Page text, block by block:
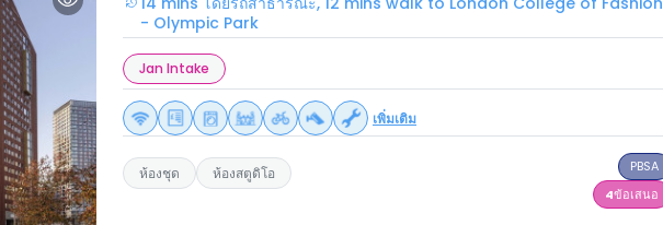
- Olympic Park
Jan Intake
เพิ่มเติม
ห้องชุด ห้องสตูดิโอ
PBSA
4ข้อเสนอ